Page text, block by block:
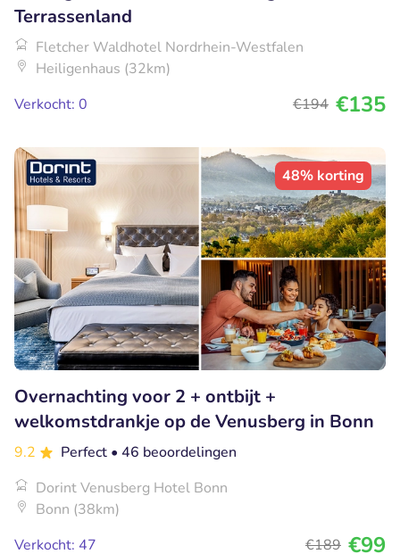
Terrassenland
Fletcher Waldhotel Nordrhein-Westfalen
Heiligenhaus (32km)
Verkocht: 0
€194 €135
48% korting
Overnachting voor 2 + ontbijt +
welkomstdrankje op de Venusberg in Bonn
9.2 Perfect • 46 beoordelingen
Dorint Venusberg Hotel Bonn
Bonn (38km)
Verkocht: 47
€189 €99